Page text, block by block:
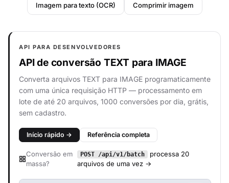
Imagem para texto (OCR) Comprimir imagem
API PARA DESENVOLVEDORES
API de conversão TEXT para IMAGE
Converta arquivos TEXT para IMAGE programaticamente
com uma única requisição HTTP — processamento em
lote de até 20 arquivos, 1000 conversões por dia, grátis,
sem cadastro.
Início rápido → Referência completa
Conversão em
massa?
POST /api/v1/batch
processa 20
arquivos de uma vez →